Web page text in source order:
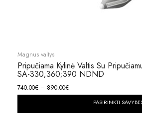
Magnus valtys
Pripučiama Kylinė Valtis Su
SA-330;360;390 NDND
740.00€ – 890.00€
PASIRINKTI